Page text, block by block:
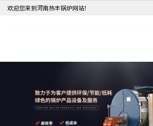
欢迎您来到河南热丰锅炉网站！